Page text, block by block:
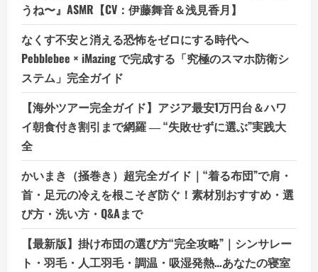
うね〜』ASMR【CV：伊藤舞音＆浅見香月】
なくす不安と消える恐怖をゼロにする時代へ
Pebblebee × iMazing で完成する「究極のスマホ防衛シ
ステム」完全ガイド
【海外ツアー完全ガイド】アジア最安1万円台＆ハワ
イ朝食付き割引まで網羅 ― “失敗せずに選ぶ”実践大
全
かいまき（掻巻き）超完全ガイド｜“着る布団”で肩・
首・足元の冷えを根こそぎ防ぐ！素材別おすすめ・選
び方・洗い方・Q&Aまで
【最新版】掛け布団の選び方“完全攻略”｜シンサレー
ト・羽毛・人工羽毛・調温・吸湿発熱…あなたの寝室